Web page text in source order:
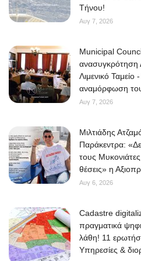
Τήνου!
Αυγ 7, 2026
Municipal
ανασυγκρότηση
Λιμενικό Ταμείο
αναμόρφωση
Αυγ 7, 2026
Μιλτιάδης
Παράκεντρα:
τους
θέσεις» η
Αυγ 6, 2026
Cadastre
πραγματικά
λάθη! 11
Υπηρεσίες &